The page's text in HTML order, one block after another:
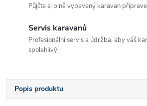
Půjčte si plně vybavený karavan
Servis karavanů
Profesionální servis a údržba, aby váš
spolehlivý.
Popis produktu